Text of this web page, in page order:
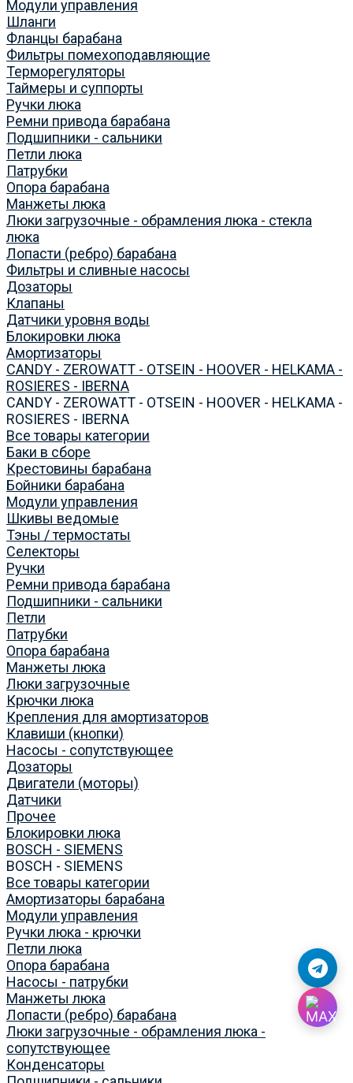
Модули управления
Шланги
Фланцы барабана
Фильтры помехоподавляющие
Терморегуляторы
Таймеры и суппорты
Ручки люка
Ремни привода барабана
Подшипники - сальники
Петли люка
Патрубки
Опора барабана
Манжеты люка
Люки загрузочные - обрамления люка - стекла
люка
Лопасти (ребро) барабана
Фильтры и сливные насосы
Дозаторы
Клапаны
Датчики уровня воды
Блокировки люка
Амортизаторы
CANDY - ZEROWATT - OTSEIN - HOOVER - HELKAMA -
ROSIERES - IBERNA
CANDY - ZEROWATT - OTSEIN - HOOVER - HELKAMA -
ROSIERES - IBERNA
Все товары категории
Баки в сборе
Крестовины барабана
Бойники барабана
Модули управления
Шкивы ведомые
Тэны / термостаты
Селекторы
Ручки
Ремни привода барабана
Подшипники - сальники
Петли
Патрубки
Опора барабана
Манжеты люка
Люки загрузочные
Крючки люка
Крепления для амортизаторов
Клавиши (кнопки)
Насосы - сопутствующее
Дозаторы
Двигатели (моторы)
Датчики
Прочее
Блокировки люка
BOSCH - SIEMENS
BOSCH - SIEMENS
Все товары категории
Амортизаторы барабана
Модули управления
Ручки люка - крючки
Петли люка
Опора барабана
Насосы - патрубки
Манжеты люка
Лопасти (ребро) барабана
Люки загрузочные - обрамления люка -
сопутствующее
Конденсаторы